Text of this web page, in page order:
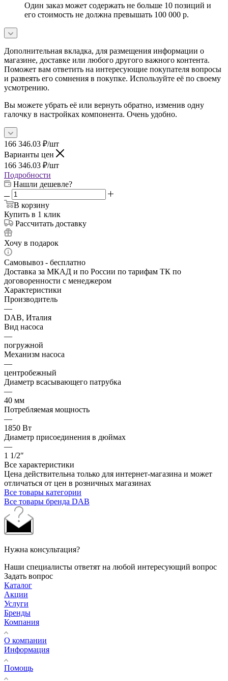
Один заказ может содержать не больше 10 позиций и
его стоимость не должна превышать 100 000 р.
Дополнительная вкладка, для размещения информации о
магазине, доставке или любого другого важного контента.
Поможет вам ответить на интересующие покупателя вопросы
и развеять его сомнения в покупке. Используйте её по своему
усмотрению.
Вы можете убрать её или вернуть обратно, изменив одну
галочку в настройках компонента. Очень удобно.
166 346.03 ₽/шт
Варианты цен
166 346.03 ₽/шт
Подробности
Нашли дешевле?
В корзину
Купить в 1 клик
Рассчитать доставку
Хочу в подарок
Самовывоз - бесплатно
Доставка за МКАД и по России по тарифам ТК по
договоренности с менеджером
Характеристики
Производитель
—
DAB, Италия
Вид насоса
—
погружной
Механизм насоса
—
центробежный
Диаметр всасывающего патрубка
—
40 мм
Потребляемая мощность
—
1850 Вт
Диаметр присоединения в дюймах
—
1 1/2″
Все характеристики
Цена действительна только для интернет-магазина и может
отличаться от цен в розничных магазинах
Все товары категории
Все товары бренда DAB
Нужна консультация?
Наши специалисты ответят на любой интересующий вопрос
Задать вопрос
Каталог
Акции
Услуги
Бренды
Компания
О компании
Информация
Помощь